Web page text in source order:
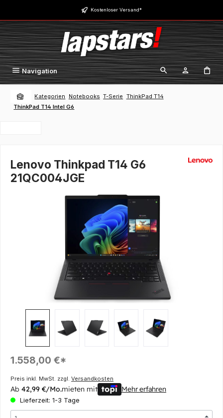
Zum Hauptinhalt springen Kostenloser Versand*
Navigation
Kategorien Notebooks T-Serie ThinkPad T14
ThinkPad T14 Intel G6
Lenovo Thinkpad T14 G6
21QC004JGE
Bildergalerie überspringen
Regulärer Preis:
1.558,00 €*
Preis inkl. MwSt. zzgl. Versandkosten
Ab 42,99 €/Mo.mieten mit Mehr erfahren
Lieferzeit: 1-3 Tage